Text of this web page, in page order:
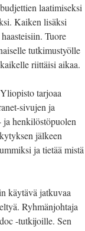
laatimiseksi
Kaiken lisäksi
Tuore
tutkimustyölle
riittäisi aikaa.
tarjoaa
sivujen ja
ja henkilöstöpuolen
jälkeen
ja tietää mistä
käytävä jatkuvaa
Ryhmänjohtaja
-tutkijoille. Sen